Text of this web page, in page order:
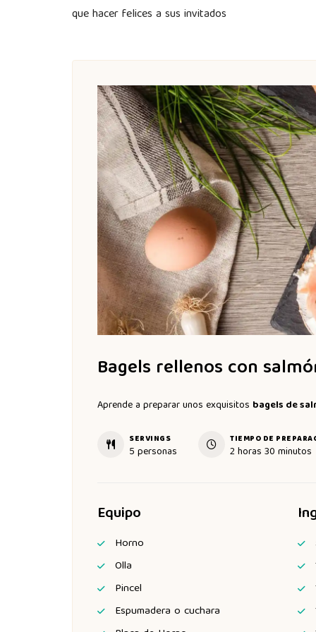
que hacer felices a sus invitados
Bagels rellenos con
Aprende a preparar unos exquisitos bagels de
SERVINGS
5 personas
TIEMPO DE
2 horas 30 minutos
Equipo
Horno
Olla
Pincel
Espumadera o cuchara